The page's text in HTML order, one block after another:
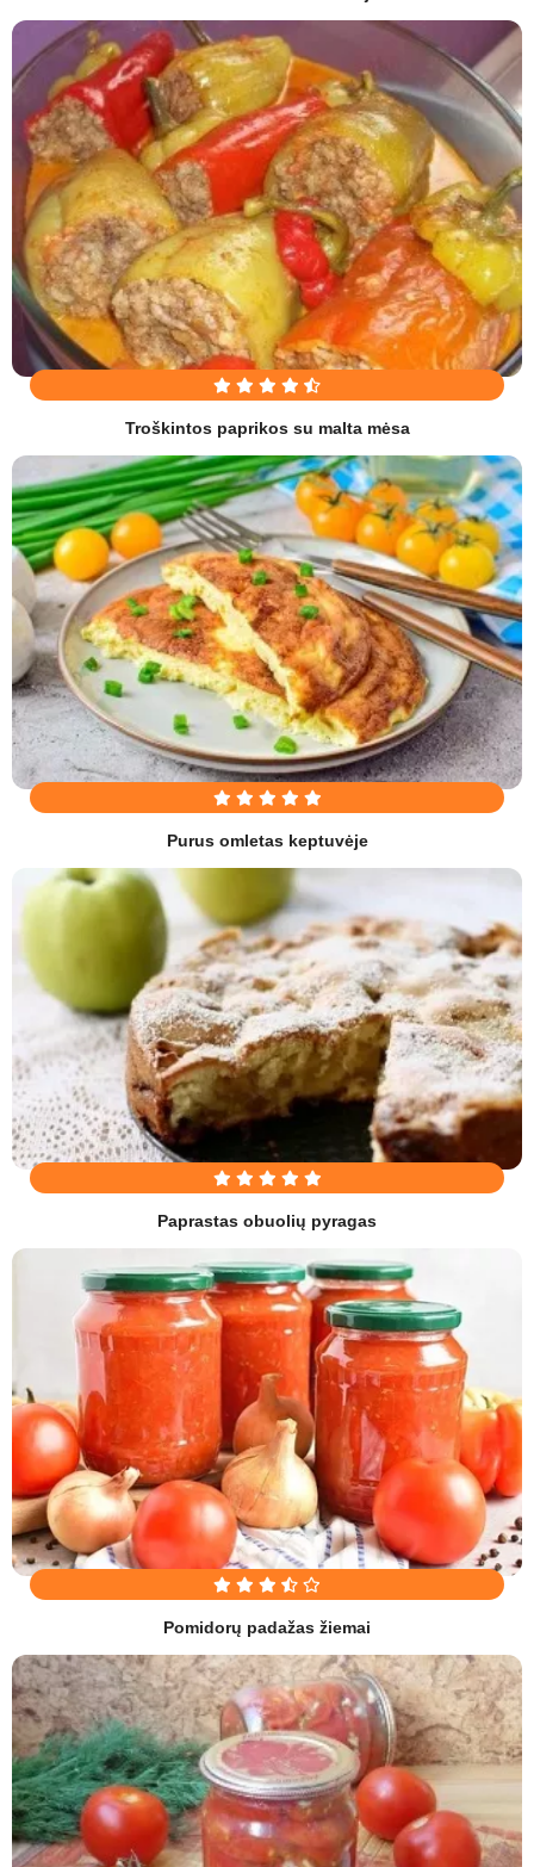
Troškintos paprikos su malta mėsa
Purus omletas keptuvėje
Paprastas obuolių pyragas
Pomidorų padažas žiemai